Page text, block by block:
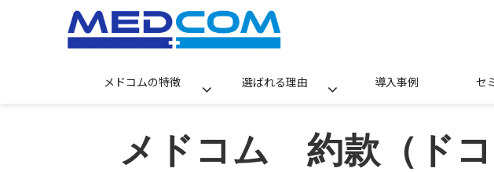
メドコムの特徴 選ばれる理由 導入事例 セ
メドコム　約款（ド